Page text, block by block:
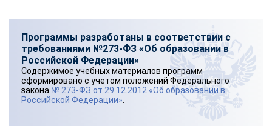
Программы разработаны в соответствии с
требованиями №273-ФЗ «Об образовании в
Российской Федерации»
Содержимое учебных материалов программ
сформировано с учетом положений Федерального
закона № 273-ФЗ от 29.12.2012 «Об образовании в
Российской Федерации»